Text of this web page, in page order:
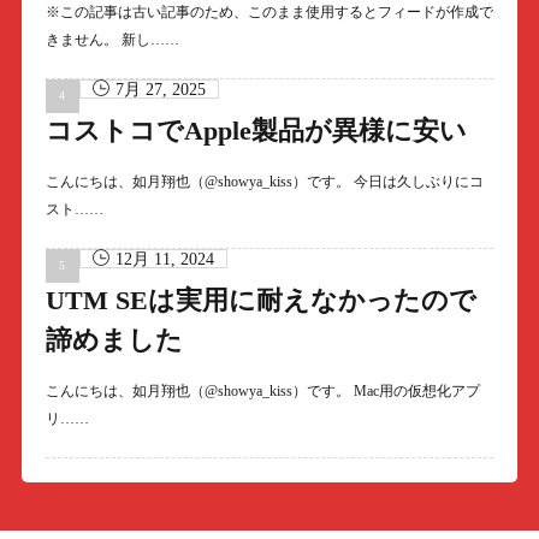
※この記事は古い記事のため、このまま使用するとフィードが作成で
きません。 新し……
7月 27, 2025
コストコでApple製品が異様に安い
こんにちは、如月翔也（@showya_kiss）です。 今日は久しぶりにコ
スト……
12月 11, 2024
UTM SEは実用に耐えなかったので
諦めました
こんにちは、如月翔也（@showya_kiss）です。 Mac用の仮想化アプ
リ……